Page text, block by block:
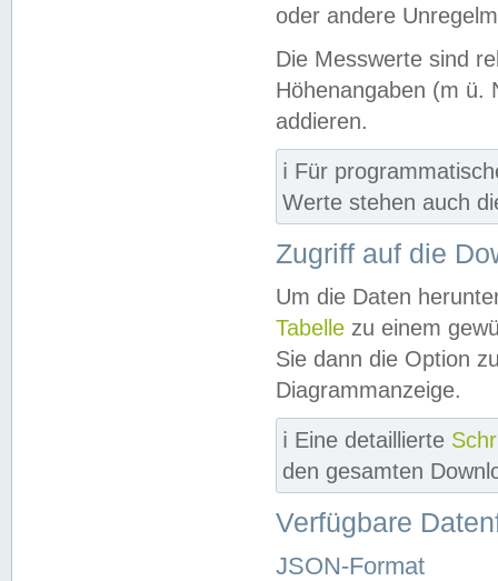
oder andere
Die Messwerte sind
Höhenangaben (m ü.
addieren.
ℹ️ Für
Werte stehen auch
Zugriff auf die
Um die Daten
Tabelle zu einem
Sie dann die Option
Diagrammanzeige.
ℹ️ Eine detaillierte
den gesamten
Verfügbare
JSON-Format